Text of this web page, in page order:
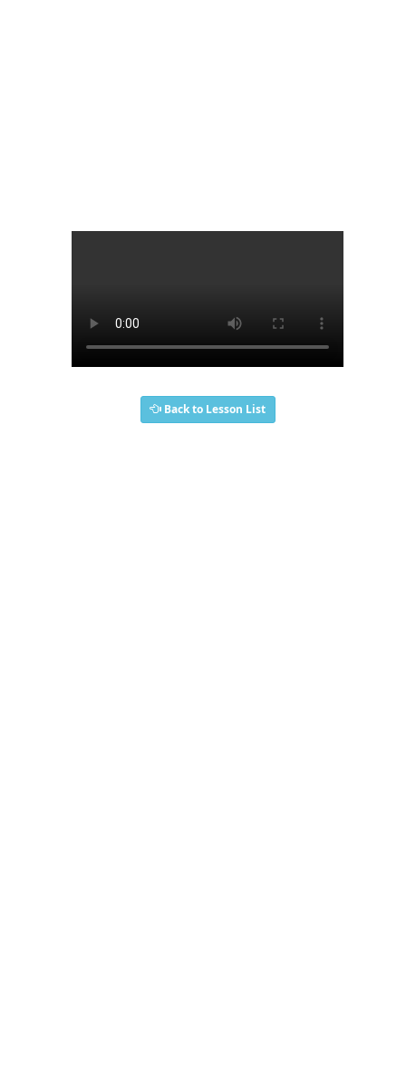
Back to Lesson List